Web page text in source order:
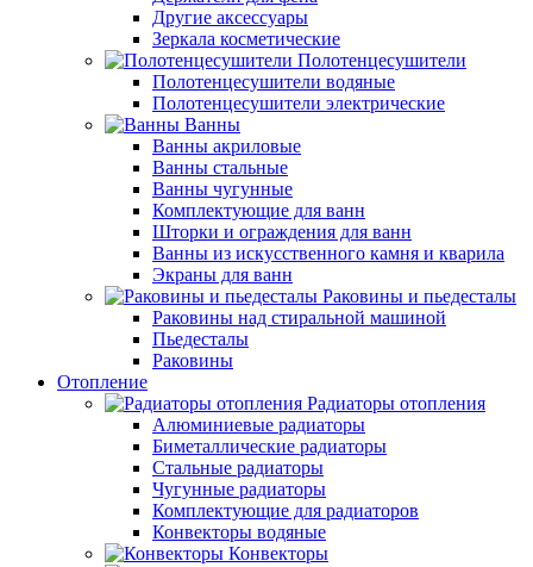
Другие аксессуары
Зеркала косметические
Полотенцесушители
Полотенцесушители водяные
Полотенцесушители электрические
Ванны
Ванны акриловые
Ванны стальные
Ванны чугунные
Комплектующие для ванн
Шторки и ограждения для ванн
Ванны из искусственного камня и кварила
Экраны для ванн
Раковины и пьедесталы
Раковины над стиральной машиной
Пьедесталы
Раковины
Отопление
Радиаторы отопления
Алюминиевые радиаторы
Биметаллические радиаторы
Стальные радиаторы
Чугунные радиаторы
Комплектующие для радиаторов
Конвекторы водяные
Конвекторы